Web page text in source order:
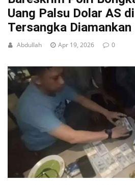
Uang Palsu Dolar AS
Tersangka Diamankan
Abdullah Apr 19, 2026 0